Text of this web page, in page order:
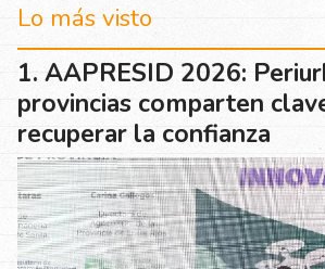
Lo más visto
AAPRESID 2026:
provincias comparten
recuperar la confianza